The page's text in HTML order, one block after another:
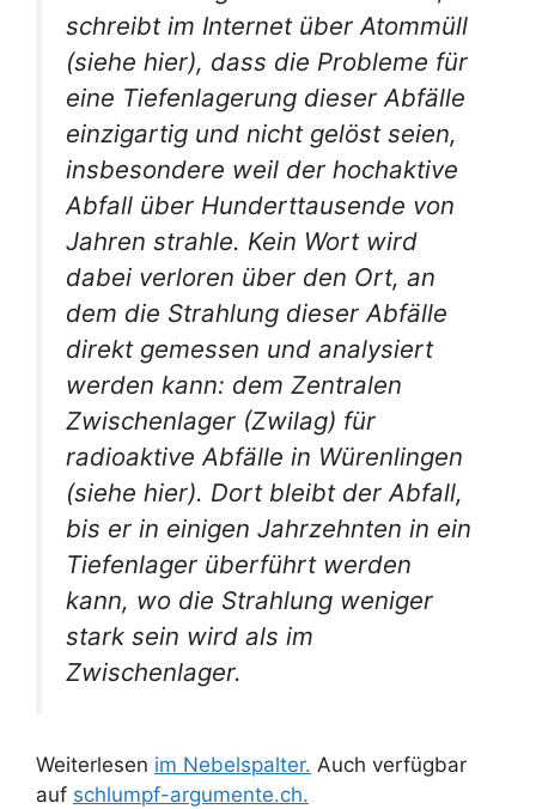
schreibt im Internet über Atommüll
(siehe hier), dass die Probleme für
eine Tiefenlagerung dieser Abfälle
einzigartig und nicht gelöst seien,
insbesondere weil der hochaktive
Abfall über Hunderttausende von
Jahren strahle. Kein Wort wird
dabei verloren über den Ort, an
dem die Strahlung dieser Abfälle
direkt gemessen und analysiert
werden kann: dem Zentralen
Zwischenlager (Zwilag) für
radioaktive Abfälle in Würenlingen
(siehe hier). Dort bleibt der Abfall,
bis er in einigen Jahrzehnten in ein
Tiefenlager überführt werden
kann, wo die Strahlung weniger
stark sein wird als im
Zwischenlager.
Weiterlesen im Nebelspalter. Auch verfügbar
auf schlumpf-argumente.ch.